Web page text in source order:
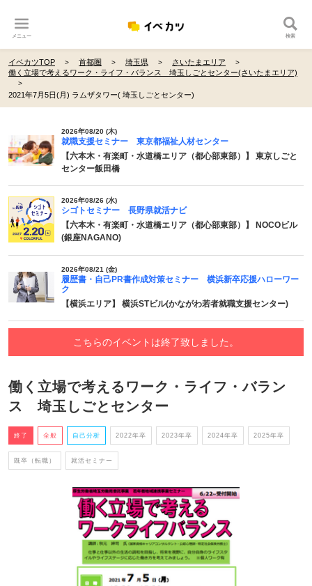
メニュー 検索
イベカツTOP 首都圏 埼玉県
さいたまエリア
働く立場で考えるワーク・ライフ・バランス 埼玉しごとセンター(さいたまエリア)
2021年7月5日(月) ラムザタワー( 埼玉しごとセンター)
2026年08/20 (木)
就職支援セミナー 東京都福祉人材センター
【六本木・有楽町・水道橋エリア（都心部東部）】 東京しごと
センター飯田橋
2026年08/26 (水)
シゴトセミナー 長野県就活ナビ
【六本木・有楽町・水道橋エリア（都心部東部）】 NOCOビル
(銀座NAGANO)
2026年08/21 (金)
履歴書・自己PR書作成対策セミナー 横浜新卒応援ハローワー
ク
【横浜エリア】 横浜STビル(かながわ若者就職支援センター)
こちらのイベントは終了致しました。
働く立場で考えるワーク・ライフ・バラン
ス 埼玉しごとセンター
終了 全般 自己分析 2022年卒 2023年卒 2024年卒 2025年卒
既卒（転職） 就活セミナー